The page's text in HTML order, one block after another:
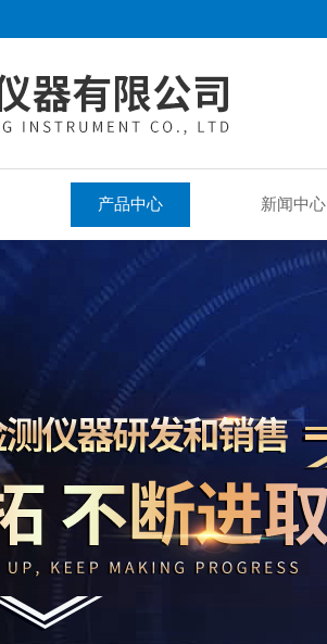
产品中心 新闻中心